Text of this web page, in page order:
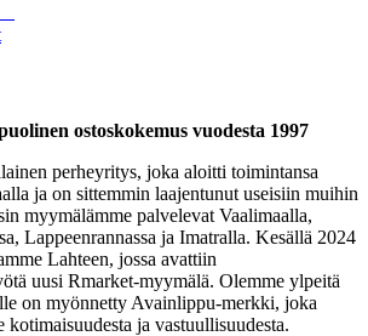
ostoskokemus vuodesta 1997
perheyritys, joka aloitti toimintansa
ja on sittemmin laajentunut useisiin muihin
myymälämme palvelevat Vaalimaalla,
Lappeenrannassa ja Imatralla. Kesällä 2024
Lahteen, jossa avattiin
uusi Rmarket-myymälä. Olemme ylpeitä
on myönnetty Avainlippu-merkki, joka
ja vastuullisuudesta.